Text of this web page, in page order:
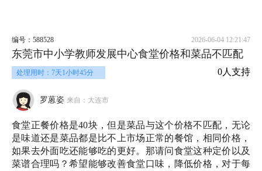
编号：588528 2026-06-04 12:21:47
东莞市中小学教师发展中心食堂价格和菜品不匹配
处理用时：7天1小时45分 0人支持
罗蒽姿 来自：大连市
食堂正餐价格是40块，但是菜品与这个价格不匹配，无论
是味道还是菜品都是比不上市场正常的餐馆，相同价格，
如果去外面吃还能够吃的更好。那请问食堂这种定价以及
菜谱合理吗？希望能够改善食堂口味，降低价格，对于每